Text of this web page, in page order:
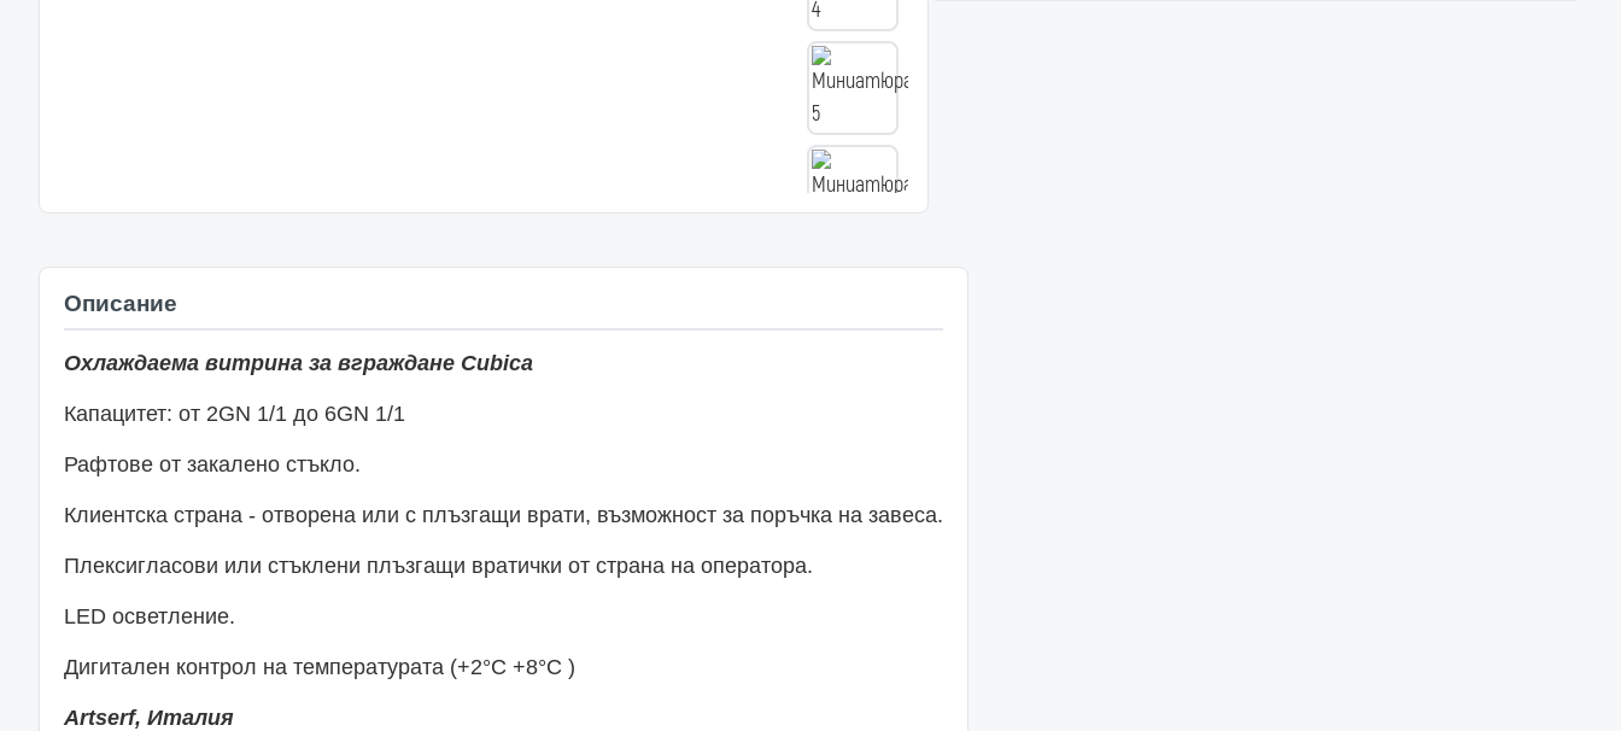
Описание
Охлаждаема витрина за вграждане Cubica
Капацитет: от 2GN 1/1 до 6GN 1/1
Рафтове от закалено стъкло.
Клиентска страна - отворена или с плъзгащи врати, възможност за поръчка на завеса.
Плексигласови или стъклени плъзгащи вратички от страна на оператора.
LED осветление.
Дигитален контрол на температурата (+2°C +8°C )
Artserf, Италия